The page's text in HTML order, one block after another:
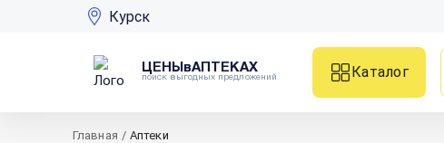
Курск
ЦЕНЫвАПТЕКАХ
поиск выгодных предложений
Каталог
Главная / Аптеки